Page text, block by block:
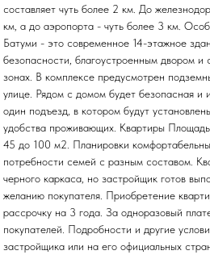
составляет чуть более 2 км. До
км, а до аэропорта - чуть более 3 км.
Батуми - это современное 14-этажное
безопасности, благоустроенным двором
зонах. В комплексе предусмотрен
улице. Рядом с домом будет безопасная и
один подъезд, в котором будут
удобства проживающих. Квартиры
45 до 100 м2. Планировки
потребности семей с разным составом.
черного каркаса, но застройщик готов
желанию покупателя. Приобретение
рассрочку на 3 года. За одноразовый
покупателей. Подробности и другие
застройщика или на его официальных